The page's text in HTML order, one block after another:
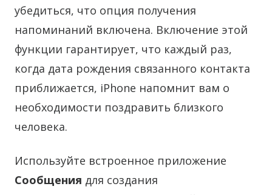
убедиться, что опция получения
напоминаний включена. Включение этой
функции гарантирует, что каждый раз,
когда дата рождения связанного контакта
приближается, iPhone напомнит вам о
необходимости поздравить близкого
человека.
Используйте встроенное приложение
Сообщения для создания